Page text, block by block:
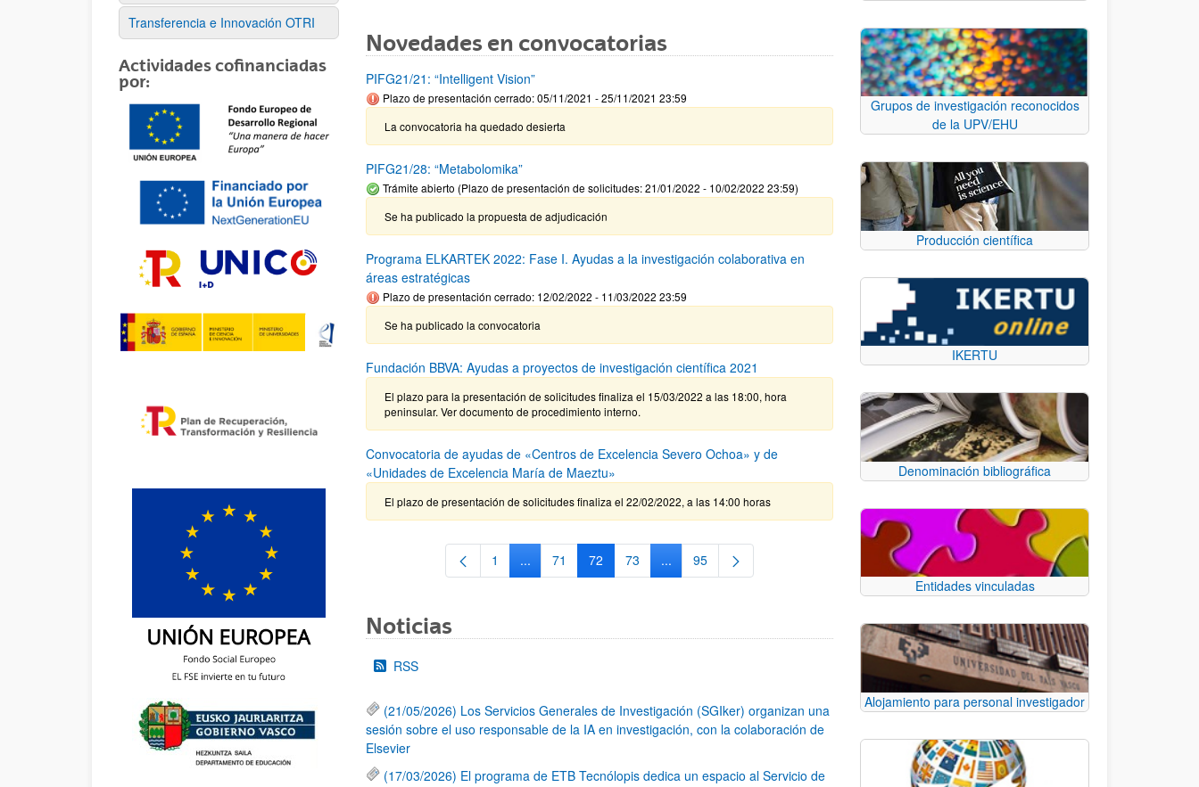
Transferencia e Innovación OTRI
Actividades cofinanciadas
por:
Novedades en convocatorias
PIFG21/21: “Intelligent Vision”
Plazo de presentación cerrado: 05/11/2021 - 25/11/2021 23:59
La convocatoria ha quedado desierta
PIFG21/28: “Metabolomika”
Trámite abierto (Plazo de presentación de solicitudes: 21/01/2022 - 10/02/2022 23:59)
Se ha publicado la propuesta de adjudicación
Programa ELKARTEK 2022: Fase I. Ayudas a la investigación colaborativa en
áreas estratégicas
Plazo de presentación cerrado: 12/02/2022 - 11/03/2022 23:59
Se ha publicado la convocatoria
Fundación BBVA: Ayudas a proyectos de investigación científica 2021
El plazo para la presentación de solicitudes finaliza el 15/03/2022 a las 18:00, hora
peninsular. Ver documento de procedimiento interno.
Convocatoria de ayudas de «Centros de Excelencia Severo Ochoa» y de
«Unidades de Excelencia María de Maeztu»
El plazo de presentación de solicitudes finaliza el 22/02/2022, a las 14:00 horas
Página
1 ...Páginas intermedias Use TAB para desplazarse.
Página
71 Página
72 Página
73 ...Páginas intermedias Use TAB para desplazarse.
Página
95
Noticias
RSS
(21/05/2026) Los Servicios Generales de Investigación (SGIker) organizan una
sesión sobre el uso responsable de la IA en investigación, con la colaboración de
Elsevier
(17/03/2026) El programa de ETB Tecnólopis dedica un espacio al Servicio de
Grupos de investigación reconocidos
de la UPV/EHU
Producción científica
IKERTU
Denominación bibliográfica
Entidades vinculadas
Alojamiento para personal investigador